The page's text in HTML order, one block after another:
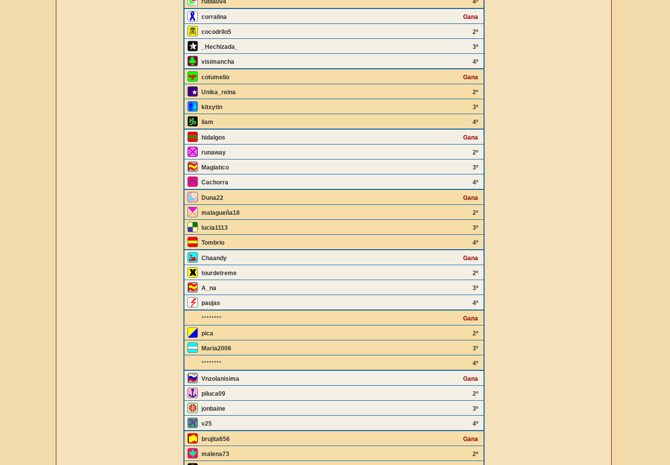
rubia004 4º
corralina Gana
cocodrilo5 2º
_Hechizada_ 3º
visimancha 4º
cotumelio Gana
Unika_reina 2º
kitxytin 3º
liam 4º
hidalgos Gana
runaway 2º
Magiatico 3º
Cachorra 4º
Duna22 Gana
malagueña18 2º
lucia1113 3º
Tombrio 4º
Chaandy Gana
tourdetreme 2º
A_na 3º
paujas 4º
******** Gana
pica 2º
Maria2006 3º
******** 4º
Vnzolanisima Gana
piluca09 2º
jonbaine 3º
v25 4º
brujita656 Gana
malena73 2º